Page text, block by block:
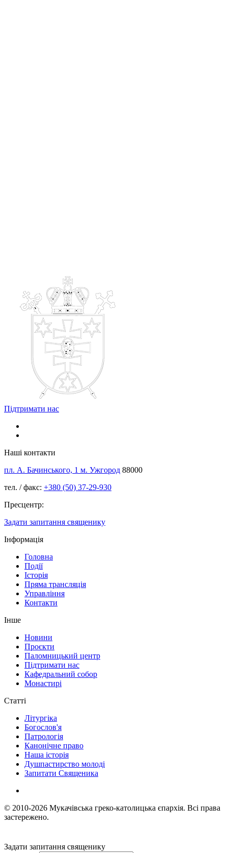
Підтримати нас
Наші контакти
пл. А. Бачинського, 1 м. Ужгород 88000
тел. / факс: +380 (50) 37-29-930
Пресцентр:
Задати запитання священику
Інформація
Головна
Події
Історія
Пряма трансляція
Управління
Контакти
Інше
Новини
Проєкти
Паломницький центр
Підтримати нас
Кафедральний собор
Монастирі
Статті
Літургіка
Богослов'я
Патрологія
Канонічне право
Наша історія
Душпастирство молоді
Запитати Священика
© 2010-2026 Мукачівська греко-католицька єпархія. Всі права
застережено.
Задати запитання священику